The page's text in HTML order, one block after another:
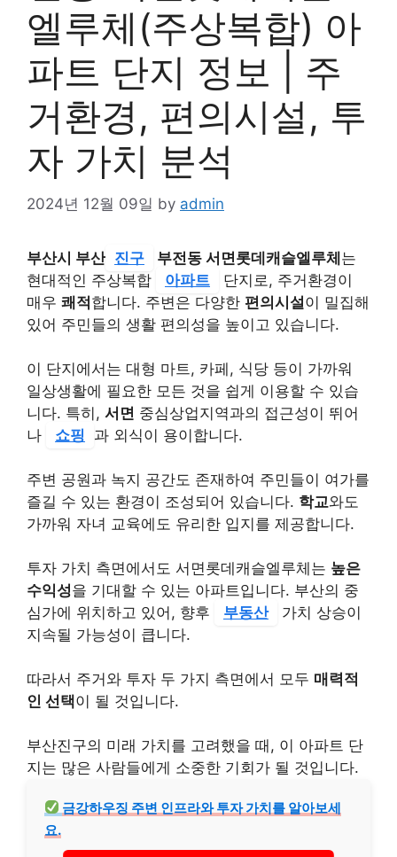
엘루체(주상복합) 아
파트 단지 정보 | 주
거환경, 편의시설, 투
자 가치 분석
2024년 12월 09일 by admin
부산시 부산 진구 부전동 서면롯데캐슬엘루체는
현대적인 주상복합
아파트
단지로, 주거환경이
매우 쾌적합니다. 주변은 다양한 편의시설이 밀집해
있어 주민들의 생활 편의성을 높이고 있습니다.
이 단지에서는 대형 마트, 카페, 식당 등이 가까워
일상생활에 필요한 모든 것을 쉽게 이용할 수 있습
니다. 특히, 서면 중심상업지역과의 접근성이 뛰어
나
쇼핑 과 외식이 용이합니다.
주변 공원과 녹지 공간도 존재하여 주민들이 여가를
즐길 수 있는 환경이 조성되어 있습니다. 학교와도
가까워 자녀 교육에도 유리한 입지를 제공합니다.
투자 가치 측면에서도 서면롯데캐슬엘루체는 높은
수익성을 기대할 수 있는 아파트입니다. 부산의 중
심가에 위치하고 있어, 향후
부동산
가치 상승이
지속될 가능성이 큽니다.
따라서 주거와 투자 두 가지 측면에서 모두 매력적
인 선택이 될 것입니다.
부산진구의 미래 가치를 고려했을 때, 이 아파트 단
지는 많은 사람들에게 소중한 기회가 될 것입니다.
금강하우징 주변 인프라와 투자 가치를 알아보세
요.